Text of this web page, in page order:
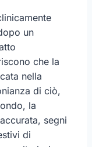
un
che la
nella
di ciò,
la
segni
di